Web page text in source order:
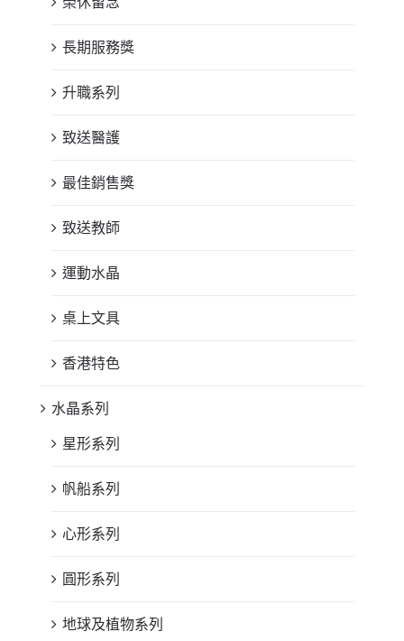
長期服務獎
升職系列
致送醫護
最佳銷售獎
致送教師
運動水晶
桌上文具
香港特色
水晶系列
星形系列
帆船系列
心形系列
圓形系列
地球及植物系列